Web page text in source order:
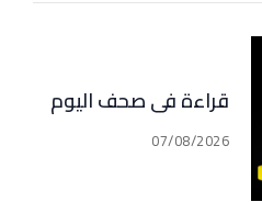
قراءة في صحف اليوم
07/08/2026